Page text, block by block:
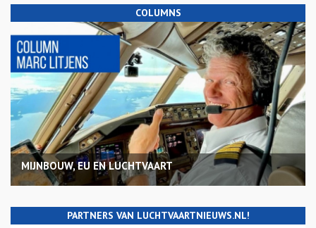
COLUMNS
MIJNBOUW, EU EN LUCHTVAART
PARTNERS VAN LUCHTVAARTNIEUWS.NL!